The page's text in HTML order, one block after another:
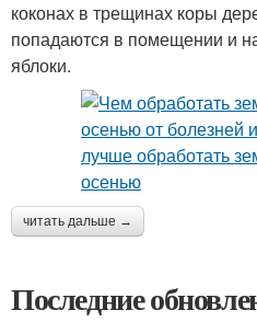
коконах в трещинах коры
попадаются в помещении и
яблоки.
читать дальше →
Последние